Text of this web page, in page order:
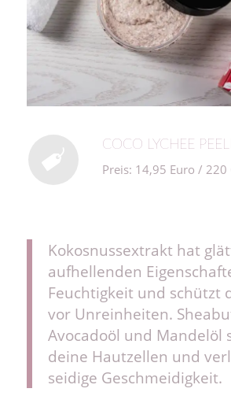
COCO LYCHEE
Preis: 14,95 Euro / 220
Kokosnussextrakt hat
aufhellenden
Feuchtigkeit und schützt
vor Unreinheiten.
Avocadoöl und Mandelöl
deine Hautzellen und
seidige Geschmeidigkeit.